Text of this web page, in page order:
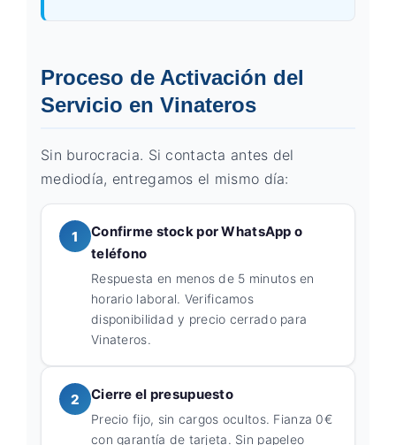
Proceso de Activación del
Servicio en Vinateros
Sin burocracia. Si contacta antes del
mediodía, entregamos el mismo día:
1
Confirme stock por WhatsApp o
teléfono
Respuesta en menos de 5 minutos en
horario laboral. Verificamos
disponibilidad y precio cerrado para
Vinateros.
2 Cierre el presupuesto
Precio fijo, sin cargos ocultos. Fianza 0€
con garantía de tarjeta. Sin papeleo